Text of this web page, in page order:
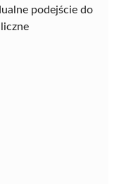
podejście do